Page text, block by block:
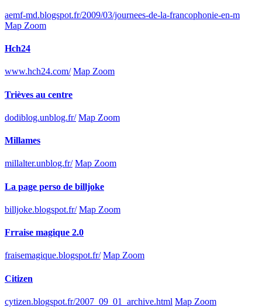
aemf-md.blogspot.fr/2009/03/journees-de-la-francophonie-en-m
Map Zoom
Hch24
www.hch24.com/ Map Zoom
Trièves au centre
dodiblog.unblog.fr/ Map Zoom
Millames
millalter.unblog.fr/ Map Zoom
La page perso de billjoke
billjoke.blogspot.fr/ Map Zoom
Frraise magique 2.0
fraisemagique.blogspot.fr/ Map Zoom
Citizen
cytizen.blogspot.fr/2007_09_01_archive.html Map Zoom